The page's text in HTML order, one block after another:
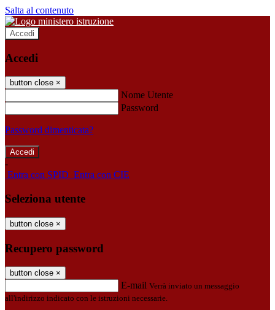
Salta al contenuto
Accedi
Accedi
button close ×
Nome Utente
Password
Password dimenticata?
-
Entra con SPID Entra con CIE
Seleziona utente
button close ×
Recupero password
button close ×
E-mail Verrà inviato un messaggio
all'indirizzo indicato con le istruzioni necessarie.